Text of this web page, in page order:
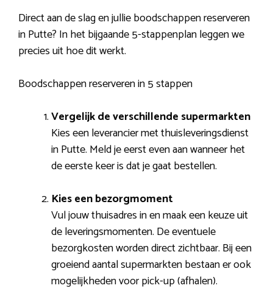
Direct aan de slag en jullie boodschappen reserveren
in Putte? In het bijgaande 5-stappenplan leggen we
precies uit hoe dit werkt.
Boodschappen reserveren in 5 stappen
Vergelijk de verschillende supermarkten
Kies een leverancier met thuisleveringsdienst
in Putte. Meld je eerst even aan wanneer het
de eerste keer is dat je gaat bestellen.
Kies een bezorgmoment
Vul jouw thuisadres in en maak een keuze uit
de leveringsmomenten. De eventuele
bezorgkosten worden direct zichtbaar. Bij een
groeiend aantal supermarkten bestaan er ook
mogelijkheden voor pick-up (afhalen).